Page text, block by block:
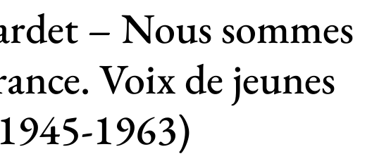
– Nous sommes
Voix de jeunes
1963)